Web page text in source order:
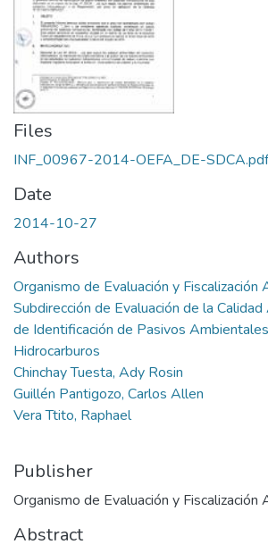
Files
INF_00967-2014-OEFA_DE-SDCA.pdf
Date
2014-10-27
Authors
Organismo de Evaluación y Fiscalización
Subdirección de Evaluación de la
de Identificación de Pasivos
Hidrocarburos
Chinchay Tuesta, Ady Rosin
Guillén Pantigozo, Carlos Allen
Vera Ttito, Raphael
Publisher
Organismo de Evaluación y Fiscalización
Abstract